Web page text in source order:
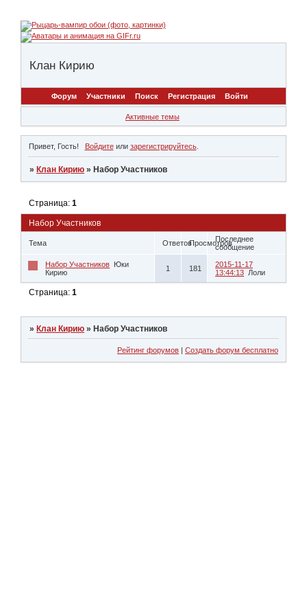
Клан Кирию
Форум Участники Поиск Регистрация Войти
Активные темы
Привет, Гость! Войдитеили зарегистрируйтесь.
» Клан Кирию » Набор Участников
Набор Участников
Страница:1
Тема ОтветовПросмотровПоследнее
сообщение
Набор Участников Юки
Кирию
1 181
2015-11-17
13:44:13 Лоли
Страница:1
»Клан Кирию »Набор Участников
Рейтинг форумов | Создать форум бесплатно